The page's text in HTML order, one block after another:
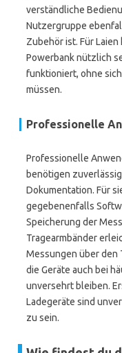
verständliche
Nutzergruppe
Zubehör ist. Für
Powerbank nützlich
funktioniert, ohne
müssen.
Professionelle
Professionelle
benötigen
Dokumentation. Für
gegebenenfalls
Speicherung der
Tragearmbänder
Messungen über den
die Geräte auch bei
unversehrt bleiben.
Ladegeräte sind
zu sein.